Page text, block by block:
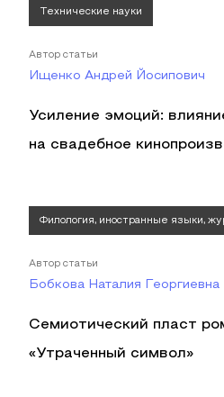
Технические науки
Автор статьи
Ищенко Андрей Йосипович
Усиление эмоций:
на свадебное
Филология, иностранные языки,
Автор статьи
Бобкова Наталия Георгиевна
Семиотический пласт
«Утраченный символ»